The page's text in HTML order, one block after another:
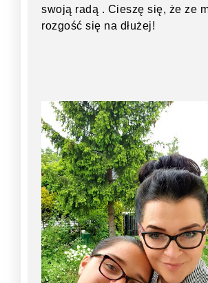
swoją radą . Cieszę się, że ze
rozgość się na dłużej!